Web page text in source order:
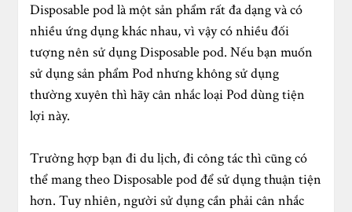
Disposable pod là một sản phẩm rất đa dạng và có
nhiều ứng dụng khác nhau, vì vậy có nhiều đối
tượng nên sử dụng Disposable pod. Nếu bạn muốn
sử dụng sản phẩm Pod nhưng không sử dụng
thường xuyên thì hãy cân nhắc loại Pod dùng tiện
lợi này.
Trường hợp bạn đi du lịch, đi công tác thì cũng có
thể mang theo Disposable pod để sử dụng thuận tiện
hơn. Tuy nhiên, người sử dụng cần phải cân nhắc